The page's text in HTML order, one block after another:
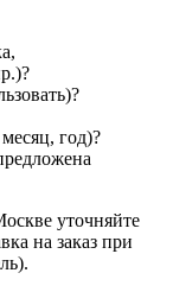
год)?
уточняйте
на заказ при